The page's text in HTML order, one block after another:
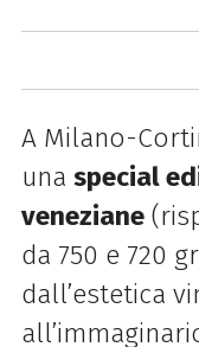
A Milano-
una special
veneziane
da 750 e 720
dall’estetica